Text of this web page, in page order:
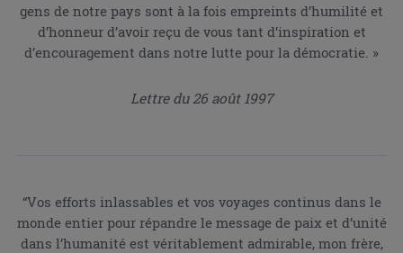
gens de notre pays sont à la fois empreints d’humilité et
d’honneur d’avoir reçu de vous tant d’inspiration et
d’encouragement dans notre lutte pour la démocratie. »
Lettre du 26 août 1997
“Vos efforts inlassables et vos voyages continus dans le
monde entier pour répandre le message de paix et d’unité
dans l’humanité est véritablement admirable, mon frère,